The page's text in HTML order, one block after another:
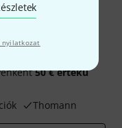
nyilatkozat
és kis
50 € értékű
Thomann